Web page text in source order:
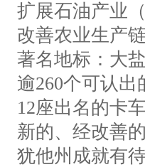
扩展石油产业
改善农业生产
著名地标：大
逾260个可认
12座出名的卡
新的、经改善
犹他州成就有